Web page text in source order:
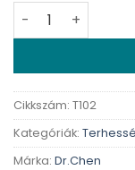
Dr.Chen Xtra
Cikkszám: T102
Kategóriák:
Márka: Dr.Chen